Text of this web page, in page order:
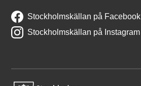
Stockholmskällan på Facebook
Stockholmskällan på Instagram